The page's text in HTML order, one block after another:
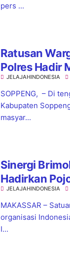
pers ...
Ratusan
Polres Hadir
Turunnya
JELAJAHINDONESIA
SOPPENG, – Di
Kabupaten
masyar...
Sinergi
Hadirkan
hingga Anti-
JELAJAHINDONESIA
MAKASSAR –
organisasi
I...